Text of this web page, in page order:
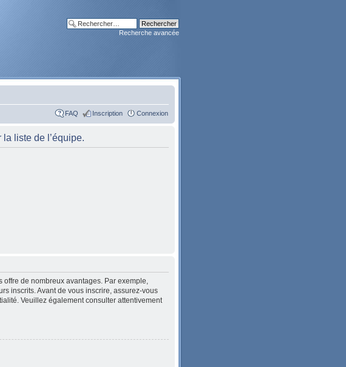
Recherche avancée
FAQ Inscription Connexion
liste de l’équipe.
de nombreux avantages. Par exemple,
inscrits. Avant de vous inscrire, assurez-vous
Veuillez également consulter attentivement